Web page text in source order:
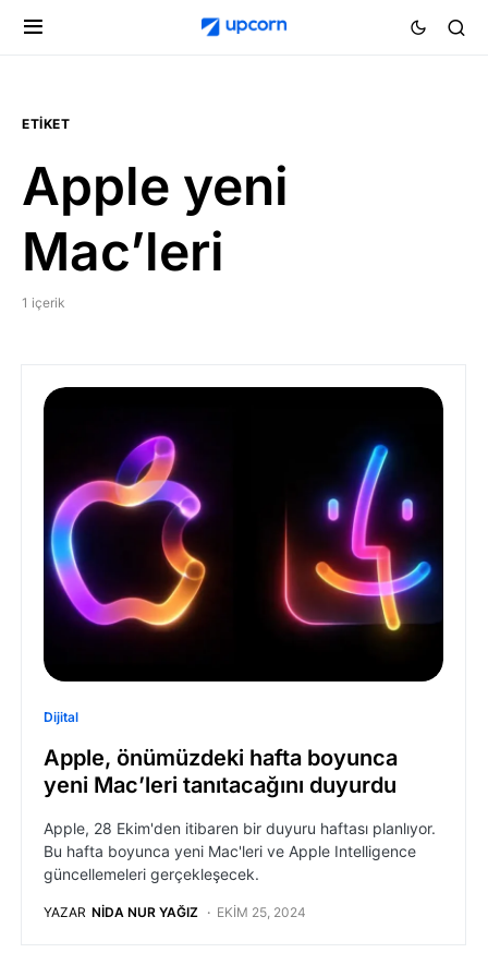
ETIKET
Apple yeni
Mac’leri
1 içerik
Dijital
Apple, önümüzdeki hafta boyunca
yeni Mac’leri tanıtacağını duyurdu
Apple, 28 Ekim'den itibaren bir duyuru haftası planlıyor.
Bu hafta boyunca yeni Mac'leri ve Apple Intelligence
güncellemeleri gerçekleşecek.
YAZAR NIDA NUR YAĞIZ EKIM 25, 2024